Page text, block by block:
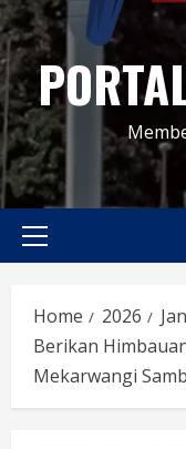
Primary
Home 2026
Berikan
Mekarwangi